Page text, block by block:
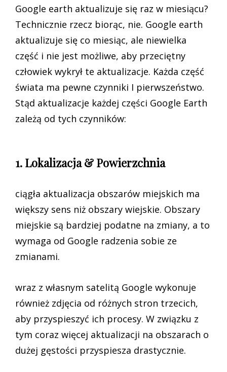
Google earth aktualizuje się raz w miesiącu?
Technicznie rzecz biorąc, nie. Google earth
aktualizuje się co miesiąc, ale niewielka
część i nie jest możliwe, aby przeciętny
człowiek wykrył te aktualizacje. Każda część
świata ma pewne czynniki I pierwszeństwo.
Stąd aktualizacje każdej części Google Earth
zależą od tych czynników:
1. Lokalizacja & Powierzchnia
ciągła aktualizacja obszarów miejskich ma
większy sens niż obszary wiejskie. Obszary
miejskie są bardziej podatne na zmiany, a to
wymaga od Google radzenia sobie ze
zmianami.
wraz z własnym satelitą Google wykonuje
również zdjęcia od różnych stron trzecich,
aby przyspieszyć ich procesy. W związku z
tym coraz więcej aktualizacji na obszarach o
dużej gęstości przyspiesza drastycznie.